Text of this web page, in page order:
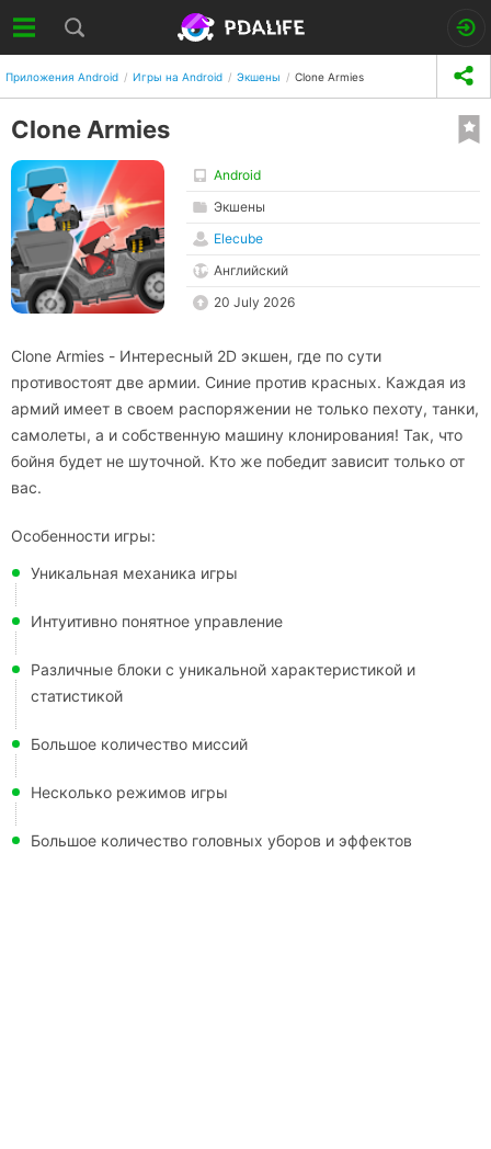
Приложения Android Игры на Android Экшены Clone Armies
Clone Armies
Android
Экшены
Elecube
Английский
20 July 2026
Clone Armies - Интересный 2D экшен, где по сути
противостоят две армии. Синие против красных. Каждая из
армий имеет в своем распоряжении не только пехоту, танки,
самолеты, а и собственную машину клонирования! Так, что
бойня будет не шуточной. Кто же победит зависит только от
вас.
Особенности игры:
Уникальная механика игры
Интуитивно понятное управление
Различные блоки с уникальной характеристикой и
статистикой
Большое количество миссий
Несколько режимов игры
Большое количество головных уборов и эффектов